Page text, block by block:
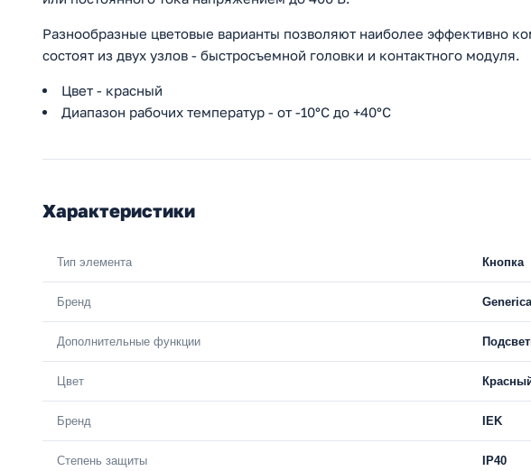
Разнообразные цветовые варианты позволяют наиболее эффективно
состоят из двух узлов - быстросъемной головки и контактного модуля.
Цвет - красный
Диапазон рабочих температур - от -10°С до +40°С
Характеристики
Тип элемента Кнопка
Бренд Generica
Дополнительные функции
Цвет
Бренд IEK
Степень защиты IP40